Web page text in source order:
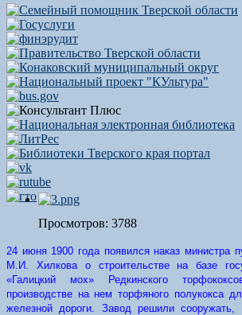
Просмотров: 3788
24 июня 1900 года появился наказ министра
М.И. Хилкова о строительстве на базе
«Галицкий мох» Редкинского
производстве на нем торфяного полукокса
железной дороги. Завод решили сооружать,